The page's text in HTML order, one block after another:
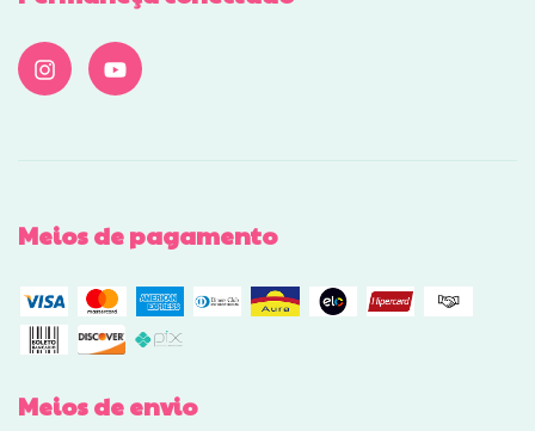
Meios de pagamento
Meios de envio